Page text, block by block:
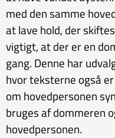
med den samme
at lave hold, der
vigtigt, at der er en
gang. Denne har
hvor teksterne også
om hovedpersonen
bruges af dommeren
hovedpersonen.